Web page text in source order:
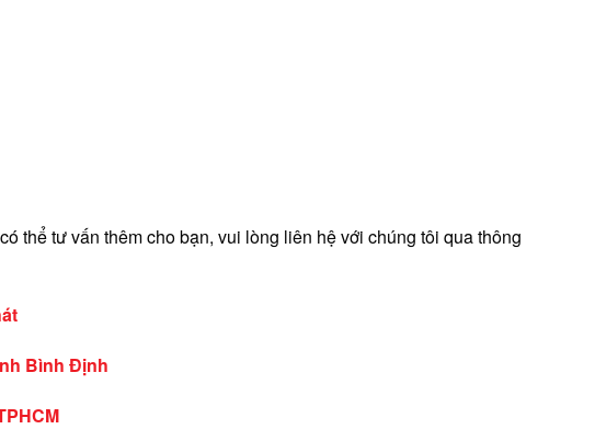
thể tư vấn thêm cho bạn, vui lòng liên hệ với chúng tôi qua thông
Bình Định